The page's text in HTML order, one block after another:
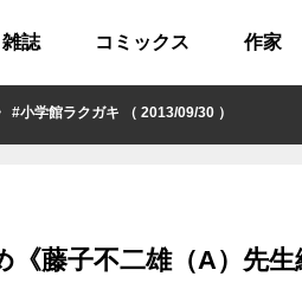
雑誌 コミックス 作家
学館ラクガキ （ 2013/09/30 ）
藤子不二雄（A）先生